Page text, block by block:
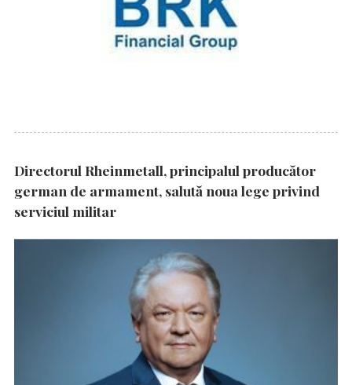
Directorul Rheinmetall, principalul producător
german de armament, salută noua lege privind
serviciul militar